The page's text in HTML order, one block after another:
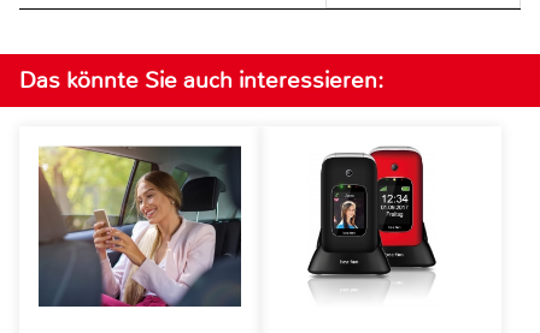
Das könnte Sie auch interessieren: